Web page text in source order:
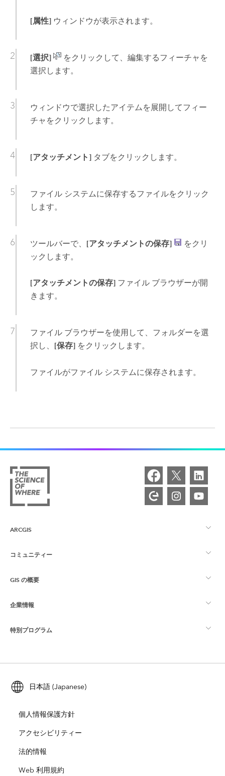
[属性]ウィンドウが表示されます。
[選択]
をクリックして、編集するフィーチャを
選択します。
ウィンドウで選択したアイテムを展開してフィー
チャをクリックします。
[アタッチメント]タブをクリックします。
ファイル システムに保存するファイルをクリック
します。
ツールバーで、 [アタッチメントの保存]
をクリ
ックします。
[アタッチメントの保存]ファイル ブラウザーが開
きます。
ファイル ブラウザーを使用して、フォルダーを選
択し、 [保存]をクリックします。
ファイルがファイル システムに保存されます。
ARCGIS
ArcGIS の概要
マッピング
Esri ストア
コミュニティー
Esri Community
ArcGIS ブログ
ユーザー調査およびテスト
Esri Young Professionals Network
GIS の概要
GIS とは
ロケーション インテリジェンス
トレーニング
ArcUser
ArcNews
ArcWatch
企業情報
Esri について
採用情報
オープンビジョン
企業行動規範
特別プログラム
ArcGIS for Student Use
自然保護
教育機関
日本語 (Japanese)
個人情報保護方針
アクセシビリティー
法的情報
Web 利用規約